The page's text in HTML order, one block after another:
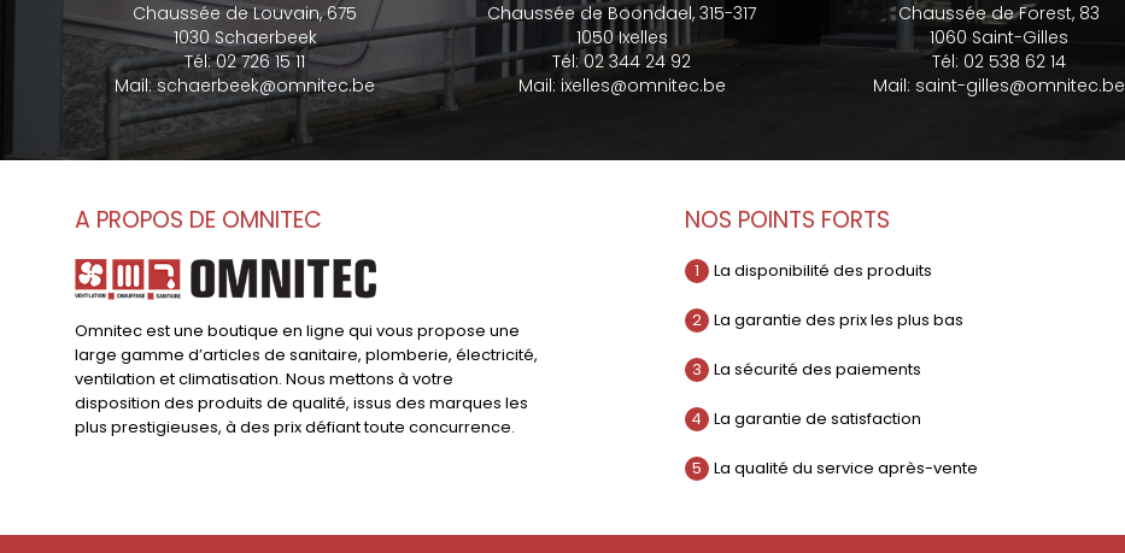
Chaussée de Louvain, 675
1030 Schaerbeek
Tél:02 726 15 11
Mail:schaerbeek@omnitec.be
Chaussée de Boondael, 315-317
1050 Ixelles
Tél:02 344 24 92
Mail:ixelles@omnitec.be
Chaussée de Forest, 83
1060 Saint-Gilles
Tél: 02 538 62 14
Mail: saint-gilles@omnitec.be
A PROPOS DE OMNITEC
Omnitec est une boutique en ligne qui vous propose une
large gamme d’articles de sanitaire, plomberie, électricité,
ventilation et climatisation. Nous mettons à votre
disposition des produits de qualité, issus des marques les
plus prestigieuses, à des prix défiant toute concurrence.
NOS POINTS FORTS
1 La disponibilité des produits
2 La garantie des prix les plus bas
3 La sécurité des paiements
4 La garantie de satisfaction
5 La qualité du service après-vente